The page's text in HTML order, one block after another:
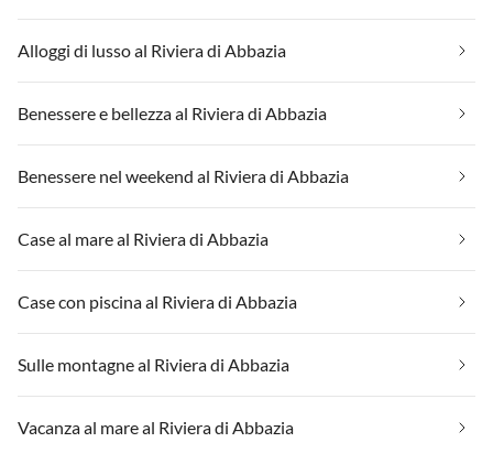
Alloggi di lusso al Riviera di Abbazia
Benessere e bellezza al Riviera di Abbazia
Benessere nel weekend al Riviera di Abbazia
Case al mare al Riviera di Abbazia
Case con piscina al Riviera di Abbazia
Sulle montagne al Riviera di Abbazia
Vacanza al mare al Riviera di Abbazia